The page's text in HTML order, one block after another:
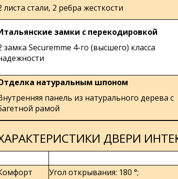
листа стали, 2 ребра жесткости
замки с перекодировкой
замка Securemme 4-го (высшего) класса
натуральным шпоном
панель из натурального дерева с
рамой
ДВЕРИ
Угол открывания: 180 °;